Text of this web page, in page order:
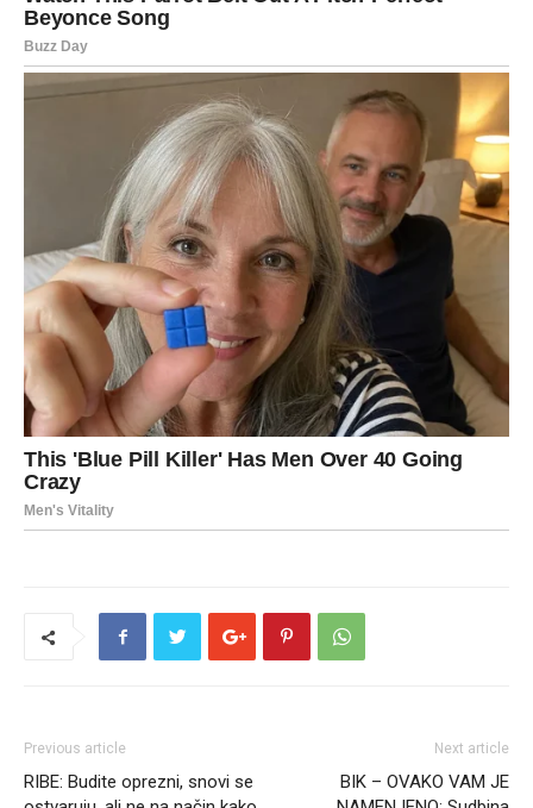
Previous article
RIBE: Budite oprezni, snovi se
Next article
BIK – OVAKO VAM JE